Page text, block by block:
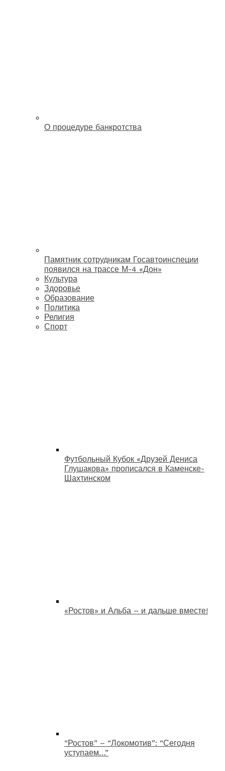
О процедуре банкротства
Памятник сотрудникам Госавтоинспеции
появился на трассе М-4 «Дон»
Культура
Здоровье
Образование
Политика
Религия
Спорт
Футбольный Кубок «Друзей Дениса
Глушакова» прописался в Каменске-
Шахтинском
«Ростов» и Альба – и дальше вместе!
“Ростов” – “Локомотив”: “Сегодня
уступаем…”